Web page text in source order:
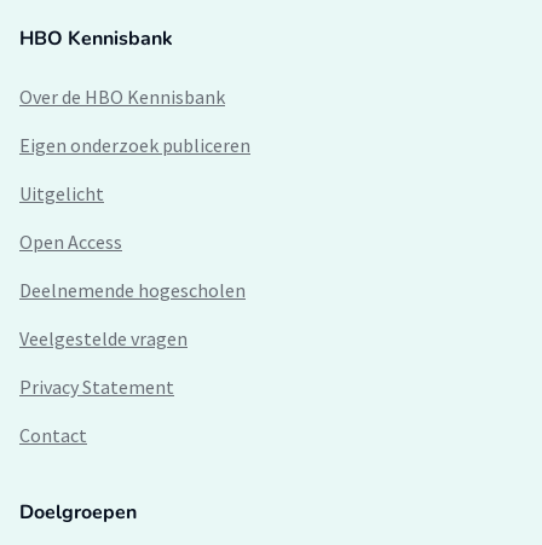
HBO Kennisbank
Over de HBO Kennisbank
Eigen onderzoek publiceren
Uitgelicht
Open Access
Deelnemende hogescholen
Veelgestelde vragen
Privacy Statement
Contact
Doelgroepen